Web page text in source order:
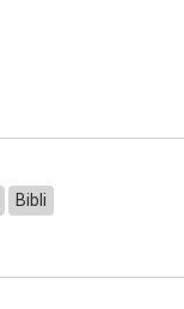
Bibli